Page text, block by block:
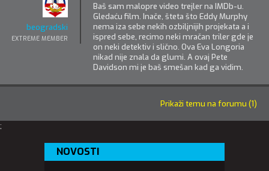
beogradski
EXTREME MEMBER
Baš sam malopre video trejler na IMDb-u.
Gledaću film. Inače, šteta što Eddy Murphy
nema iza sebe nekih ozbiljnijih projekata a i
ispred sebe, recimo neki mračan triler gde je
on neki detektiv i slično. Ova Eva Longoria
nikad nije znala da glumi. A ovaj Pete
Davidson mi je baš smešan kad ga vidim.
Prikaži temu na forumu (1)
;
NOVOSTI